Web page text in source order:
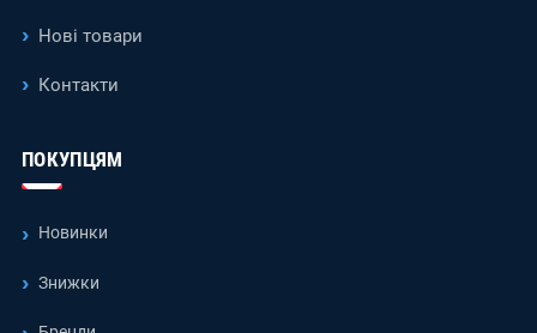
Нові товари
Контакти
ПОКУПЦЯМ
Новинки
Знижки